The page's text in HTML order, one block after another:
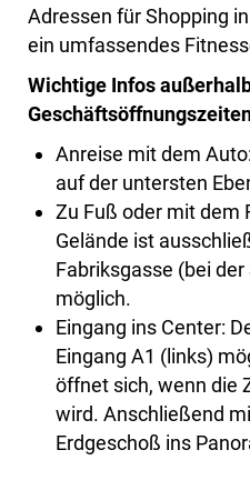
Adressen für Shopping
ein umfassendes
Wichtige Infos
Anreise mit dem
auf der untersten
Zu Fuß oder mit dem
Gelände ist
Fabriksgasse (bei der
möglich.
Eingang ins Center:
Eingang A1 (links)
öffnet sich, wenn die
wird. Anschließend
Erdgeschoß ins